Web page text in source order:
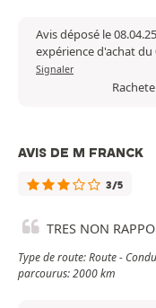
Avis déposé le
expérience d'achat du
Signaler
AVIS DE M FRANCK
3/5
TRES NON
Type de route: Route -
parcourus: 2000 km